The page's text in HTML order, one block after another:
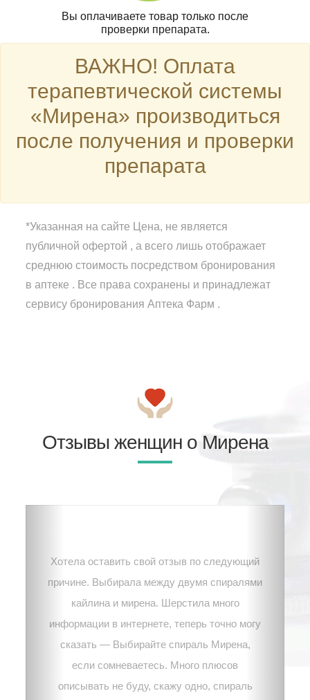
Вы оплачиваете товар только после
проверки препарата.
ВАЖНО! Оплата
терапевтической системы
«Мирена» производиться
после получения и проверки
препарата
*Указанная на сайте Цена, не является
публичной офертой , а всего лишь отображает
среднюю стоимость посредством бронирования
в аптеке . Все права сохранены и принадлежат
сервису бронирования Аптека Фарм .
Отзывы женщин о Мирена
Хотела оставить свой отзыв по следующий
причине. Выбирала между двумя спиралями
кайлина и мирена. Шерстила много
информации в интернете, теперь точно могу
сказать — Выбирайте спираль Мирена,
если сомневаетесь. Много плюсов
описывать не буду, скажу одно, спираль